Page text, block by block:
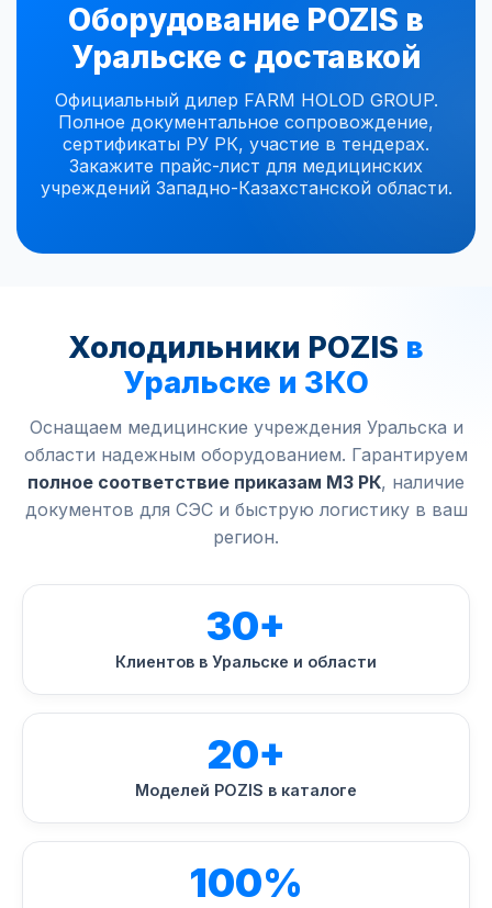
Оборудование POZIS в
Уральске с доставкой
Официальный дилер FARM HOLOD GROUP.
Полное документальное сопровождение,
сертификаты РУ РК, участие в тендерах.
Закажите прайс-лист для медицинских
учреждений Западно-Казахстанской области.
Холодильники POZIS в
Уральске и ЗКО
Оснащаем медицинские учреждения Уральска и
области надежным оборудованием. Гарантируем
полное соответствие приказам МЗ РК, наличие
документов для СЭС и быструю логистику в ваш
регион.
30+
Клиентов в Уральске и области
20+
Моделей POZIS в каталоге
100%